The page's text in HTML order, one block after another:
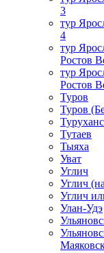
3
тур
4
тур
Ростов
тур
Ростов
Туров
Туров
Тутаев
Тыяха
Уват
Углич
Углич
Углич
Улан-Удэ